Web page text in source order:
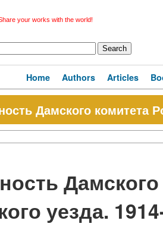
your works with the world!
Home Authors Articles
Дамского комитета
уезда.